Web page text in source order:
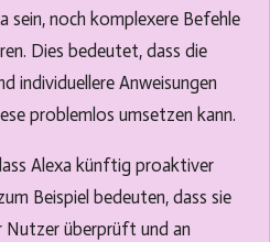
sein, noch komplexere Befehle
Dies bedeutet, dass die
individuellere Anweisungen
problemlos umsetzen kann.
Alexa künftig proaktiver
Beispiel bedeuten, dass sie
Nutzer überprüft und an